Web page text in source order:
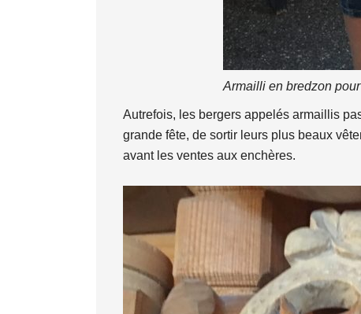
Armailli en bredzon
Autrefois, les bergers appelés armaillis
grande fête, de sortir leurs plus beaux
avant les ventes aux enchères.